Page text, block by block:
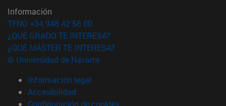
Información
TFNO +34 948 42 56 00
¿QUÉ GRADO TE INTERESA?
¿QUÉ MÁSTER TE INTERESA?
© Universidad de Navarra
Información legal
Accesibilidad
Configuración de cookies